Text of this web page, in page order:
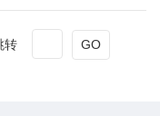
转 GO